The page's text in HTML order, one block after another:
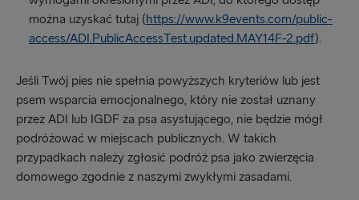
można uzyskać tutaj (https://www.k9events.com/public-
access/ADI.PublicAccessTest.updated.MAY14F-2.pdf).
Jeśli Twój pies nie spełnia powyższych kryteriów lub jest
psem wsparcia emocjonalnego, który nie został uznany
przez ADI lub IGDF za psa asystującego, nie będzie mógł
podróżować w miejscach publicznych. W takich
przypadkach należy zgłosić podróż psa jako zwierzęcia
domowego zgodnie z naszymi zwykłymi zasadami.